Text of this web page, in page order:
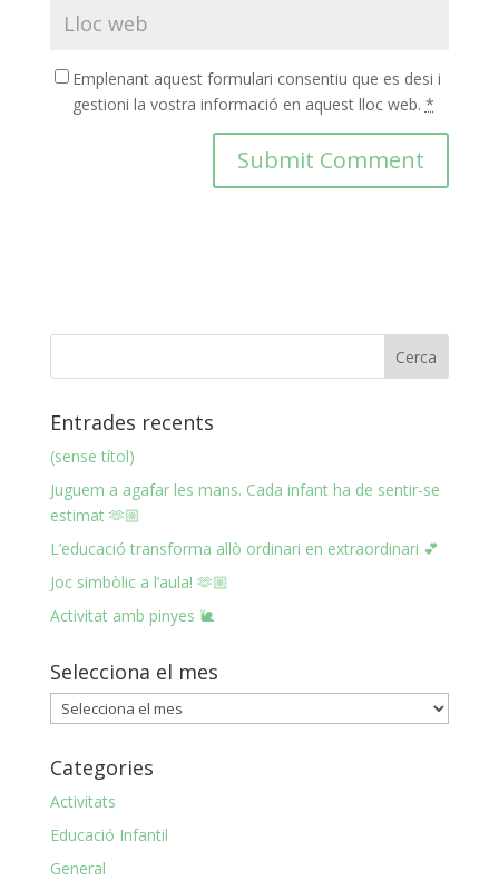
Emplenant aquest formulari consentiu que es desi i
gestioni la vostra informació en aquest lloc web. *
Entrades recents
(sense títol)
Juguem a agafar les mans. Cada infant ha de sentir-se
estimat 🫶🏼
L’educació transforma allò ordinari en extraordinari 💕
Joc simbòlic a l’aula! 🫶🏼
Activitat amb pinyes 🐌
Selecciona el mes
Selecciona
el
mes
Categories
Activitats
Educació Infantil
General